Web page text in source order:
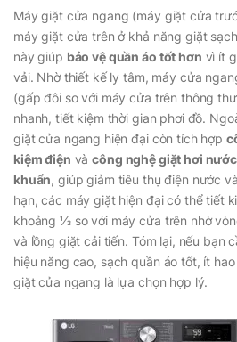
Máy giặt cửa ngang (máy giặt cửa
máy giặt cửa trên ở khả năng giặt
này giúp bảo vệ quần áo tốt hơn vì ít
vải. Nhờ thiết kế ly tâm, máy cửa
(gấp đôi so với máy cửa trên thông
nhanh, tiết kiệm thời gian phơi đồ.
giặt cửa ngang hiện đại còn tích hợp
kiệm điện vàcông nghệ giặt hơi
khuẩn, giúp giảm tiêu thụ điện nước
hạn, các máy giặt hiện đại có thể tiết
khoảng ⅓ so với máy cửa trên nhờ
và lồng giặt cải tiến. Tóm lại, nếu bạn
hiệu năng cao, sạch quần áo tốt, ít
giặt cửa ngang là lựa chọn hợp lý.